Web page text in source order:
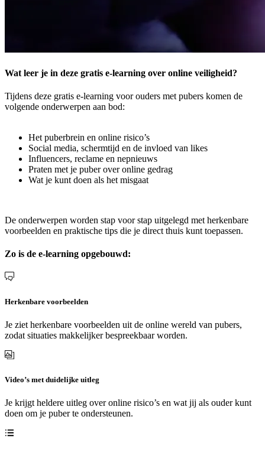
Wat leer je in deze gratis e-learning over online veiligheid?
Tijdens deze gratis e-learning voor ouders met pubers komen de
volgende onderwerpen aan bod:
Het puberbrein en online risico’s
Social media, schermtijd en de invloed van likes
Influencers, reclame en nepnieuws
Praten met je puber over online gedrag
Wat je kunt doen als het misgaat
De onderwerpen worden stap voor stap uitgelegd met herkenbare
voorbeelden en praktische tips die je direct thuis kunt toepassen.
Zo is de e-learning opgebouwd:
Herkenbare voorbeelden
Je ziet herkenbare voorbeelden uit de online wereld van pubers,
zodat situaties makkelijker bespreekbaar worden.
Video’s met duidelijke uitleg
Je krijgt heldere uitleg over online risico’s en wat jij als ouder kunt
doen om je puber te ondersteunen.